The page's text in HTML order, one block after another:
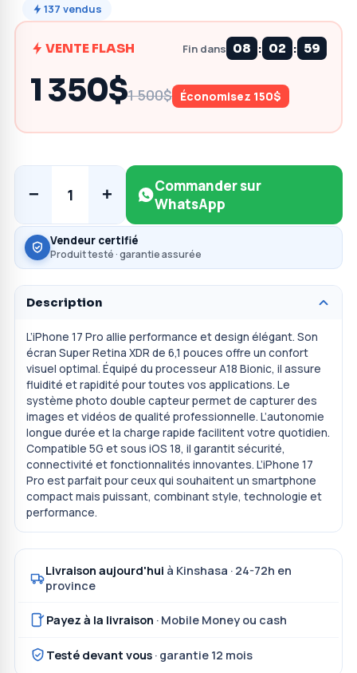
137 vendus
VENTE FLASH Fin dans 08 : 02 : 59
1 350$1 500$ Économisez 150$
− 1 +
Commander sur
WhatsApp
Vendeur certifié
Produit testé · garantie assurée
Description
L’iPhone 17 Pro allie performance et design élégant. Son
écran Super Retina XDR de 6,1 pouces offre un confort
visuel optimal. Équipé du processeur A18 Bionic, il assure
fluidité et rapidité pour toutes vos applications. Le
système photo double capteur permet de capturer des
images et vidéos de qualité professionnelle. L’autonomie
longue durée et la charge rapide facilitent votre quotidien.
Compatible 5G et sous iOS 18, il garantit sécurité,
connectivité et fonctionnalités innovantes. L’iPhone 17
Pro est parfait pour ceux qui souhaitent un smartphone
compact mais puissant, combinant style, technologie et
performance.
Livraison aujourd'hui à Kinshasa · 24-72h en
province
Payez à la livraison · Mobile Money ou cash
Testé devant vous · garantie 12 mois